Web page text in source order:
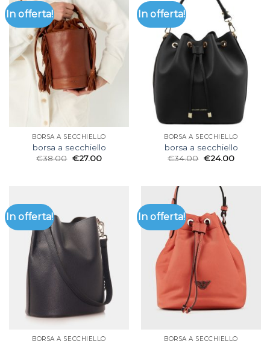
In offerta!
BORSA A SECCHIELLO
borsa a secchiello
€38.00 €27.00
In offerta!
BORSA A SECCHIELLO
borsa a secchiello
€34.00 €24.00
In offerta!
BORSA A SECCHIELLO
In offerta!
BORSA A SECCHIELLO